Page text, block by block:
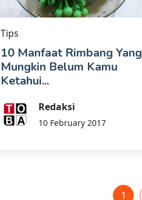
Tips
10 Manfaat Rimbang Yang
Mungkin Belum Kamu
Ketahui...
Redaksi
10 February 2017
1